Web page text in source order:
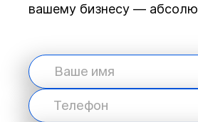
вашему бизнесу —